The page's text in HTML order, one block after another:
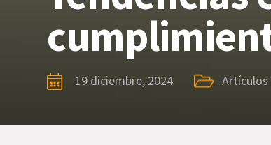
19 diciembre, 2024 Artículos